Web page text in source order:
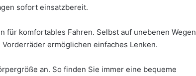
sofort einsatzbereit.
für komfortables Fahren. Selbst auf unebenen Wegen
ermöglichen einfaches Lenken.
an. So finden Sie immer eine bequeme